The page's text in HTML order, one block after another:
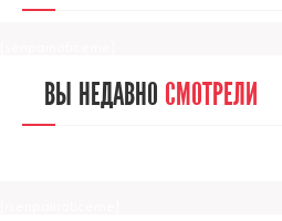
ВЫ НЕДАВНО СМОТРЕЛИ